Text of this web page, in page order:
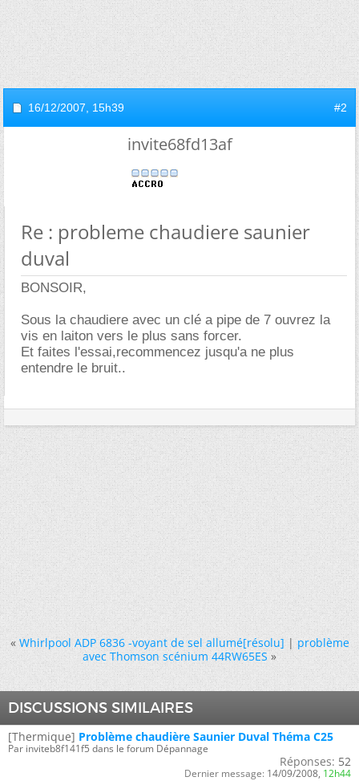
16/12/2007, 15h39 #2
invite68fd13af
Re : probleme chaudiere saunier
duval
BONSOIR,
Sous la chaudiere avec un clé a pipe de 7 ouvrez la
vis en laiton vers le plus sans forcer.
Et faites l'essai,recommencez jusqu'a ne plus
entendre le bruit..
« Whirlpool ADP 6836 -voyant de sel allumé[résolu]|problème
avec Thomson scénium 44RW65ES »
DISCUSSIONS SIMILAIRES
[Thermique] Problème chaudière Saunier Duval Théma C25
Par inviteb8f141f5 dans le forum Dépannage
Réponses: 52
Dernier message: 14/09/2008, 12h44